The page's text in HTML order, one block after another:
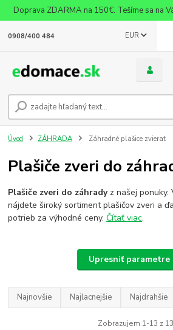
Doprava ZDARMA na 150€. Tešíme sa na
EUR
0908/400 484
Úvod ZÁHRADA Záhradné plašice zvierat
Plašiče zveri do
Plašiče zveri do záhrady z našej ponuky.
nájdete široký sortiment plašičov zveri a
potrieb za výhodné ceny.Čítať viac.
Upresniť parametre
Najnovšie Najlacnejšie Najdrahšie
Zobrazujem 1-13 z 13